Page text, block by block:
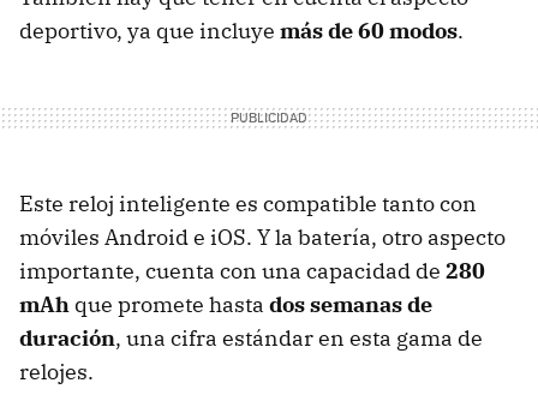
deportivo, ya que incluye más de 60 modos.
Este reloj inteligente es compatible tanto con
móviles Android e iOS. Y la batería, otro aspecto
importante, cuenta con una capacidad de 280
mAh que promete hasta dos semanas de
duración, una cifra estándar en esta gama de
relojes.